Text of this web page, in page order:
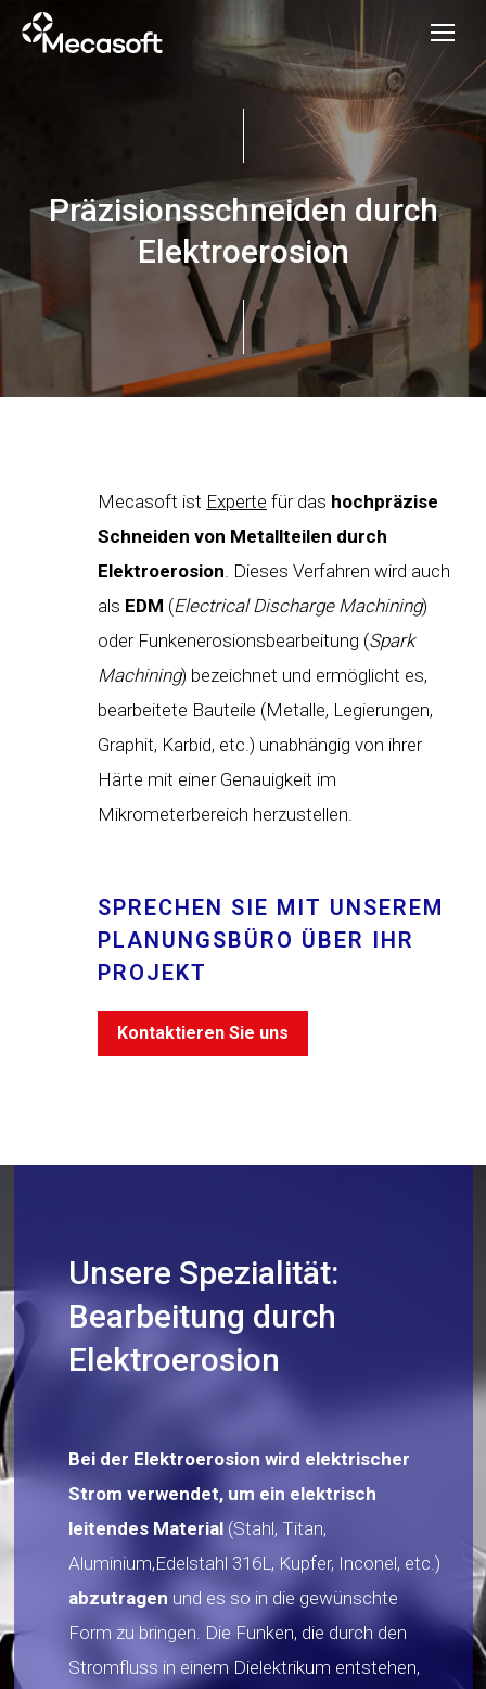
Präzisionsschneiden durch
Elektroerosion
Mecasoft ist Experte für das hochpräzise
Schneiden von Metallteilen durch
Elektroerosion. Dieses Verfahren wird auch
als EDM (Electrical Discharge Machining)
oder Funkenerosionsbearbeitung (Spark
Machining) bezeichnet und ermöglicht es,
bearbeitete Bauteile (Metalle, Legierungen,
Graphit, Karbid, etc.) unabhängig von ihrer
Härte mit einer Genauigkeit im
Mikrometerbereich herzustellen.
SPRECHEN SIE MIT UNSEREM
PLANUNGSBÜRO ÜBER IHR
PROJEKT
Kontaktieren Sie uns
Unsere Spezialität:
Bearbeitung durch
Elektroerosion
Bei der Elektroerosion wird elektrischer
Strom verwendet, um ein elektrisch
leitendes Material(Stahl, Titan,
Aluminium,Edelstahl 316L, Kupfer, Inconel, etc.)
abzutragen und es so in die gewünschte
Form zu bringen. Die Funken, die durch den
Stromfluss in einem Dielektrikum entstehen,